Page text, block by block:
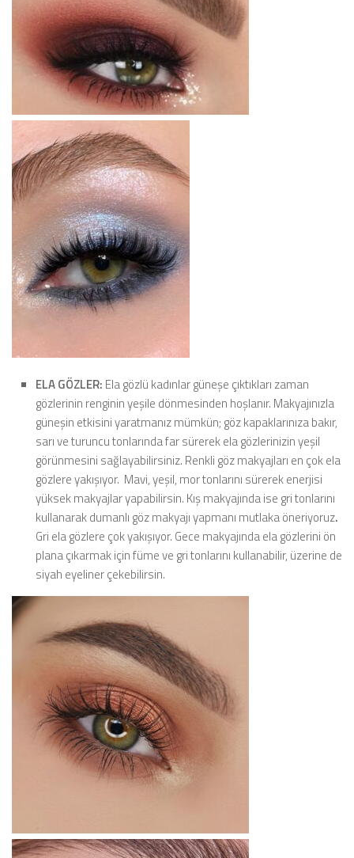
ELA GÖZLER: Ela gözlü kadınlar güneşe çıktıkları zaman
gözlerinin renginin yeşile dönmesinden hoşlanır. Makyajınızla
güneşin etkisini yaratmanız mümkün; göz kapaklarınıza bakır,
sarı ve turuncu tonlarında far sürerek ela gözlerinizin yeşil
görünmesini sağlayabilirsiniz. Renkli göz makyajları en çok ela
gözlere yakışıyor. Mavi, yeşil, mor tonlarını sürerek enerjisi
yüksek makyajlar yapabilirsin. Kış makyajında ise gri tonlarını
kullanarak dumanlı göz makyajı yapmanı mutlaka öneriyoruz.
Gri ela gözlere çok yakışıyor. Gece makyajında ela gözlerini ön
plana çıkarmak için füme ve gri tonlarını kullanabilir, üzerine de
siyah eyeliner çekebilirsin.